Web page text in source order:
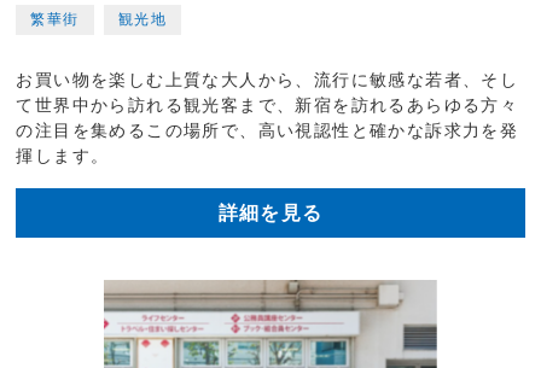
繁華街 観光地
お買い物を楽しむ上質な大人から、流行に敏感な若者、そし
て世界中から訪れる観光客まで、新宿を訪れるあらゆる方々
の注目を集めるこの場所で、高い視認性と確かな訴求力を発
揮します。
詳細を見る